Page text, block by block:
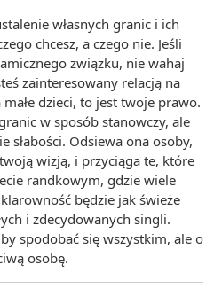
własnych granic i ich
chcesz, a czego nie. Jeśli
związku, nie wahaj
zainteresowany relacją na
dzieci, to jest twoje prawo.
w sposób stanowczy, ale
słabości. Odsiewa ona osoby,
wizją, i przyciąga te, które
randkowym, gdzie wiele
będzie jak świeże
i zdecydowanych singli.
spodobać się wszystkim, ale o
osobę.